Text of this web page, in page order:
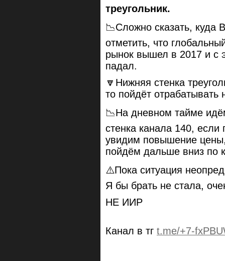
треугольник.
📉Сложно сказать, куда
отметить, что
рынок вышел в 2017 и с
падал.
🔽Нижняя стенка
то пойдёт отрабатывать
📉На дневном тайме
стенка канала 140, если
увидим повышение цены,
пойдём дальше вниз по
⚠️Пока ситуация
Я бы брать не стала,
НЕ ИИР
Канал в тг t.me/+7-